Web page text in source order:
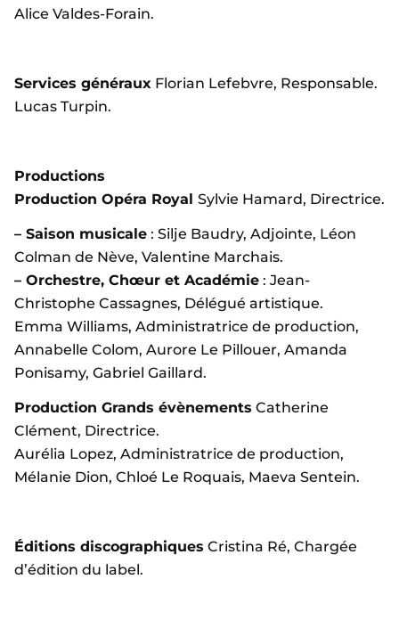
Alice Valdes-Forain.
Services généraux Florian Lefebvre, Responsable.
Lucas Turpin.
Productions
Production Opéra Royal Sylvie Hamard, Directrice.
– Saison musicale : Silje Baudry, Adjointe, Léon
Colman de Nève, Valentine Marchais.
– Orchestre, Chœur et Académie : Jean-
Christophe Cassagnes, Délégué artistique.
Emma Williams, Administratrice de production,
Annabelle Colom, Aurore Le Pillouer, Amanda
Ponisamy, Gabriel Gaillard.
Production Grands évènements Catherine
Clément, Directrice.
Aurélia Lopez, Administratrice de production,
Mélanie Dion, Chloé Le Roquais, Maeva Sentein.
Éditions discographiques Cristina Ré, Chargée
d’édition du label.